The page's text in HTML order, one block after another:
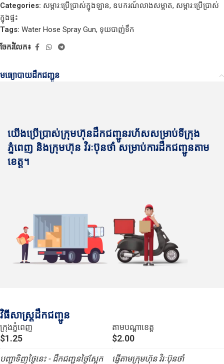
Categories: សម្ភារៈប្រើប្រាស់ក្នុងឡាន, ឧបករណ៍លាងសម្អាត, សម្ភារៈប្រើប្រាស់
ក្នុងផ្ទះ
Tags: Water Hose Spray Gun, ទុយបាញ់ទឹក
ចែករំលែក៖
មធ្យោបាយដឹកជញ្ជូន
យើងប្រើប្រាស់ក្រុមហ៊ុនដឹកជញ្ជូនរហ័សសម្រាប់ទីក្រុង
ភ្នំពេញ និងក្រុមហ៊ុន វិរៈប៊ុនថាំ សម្រាប់ការដឹកជញ្ជូនតាម
ខេត្ត។
វិធីសាស្រ្តដឹកជញ្ជូន
ក្រុងភ្នំពេញ
$1.25
បញ្ជាទិញថ្ងៃនេះ - ដឹកជញ្ជូនថ្ងៃស្អែក
តាមបណ្ដាខេត្ត
$2.00
ផ្ញើតាមក្រុមហ៊ុន វិរៈប៊ុនថាំ